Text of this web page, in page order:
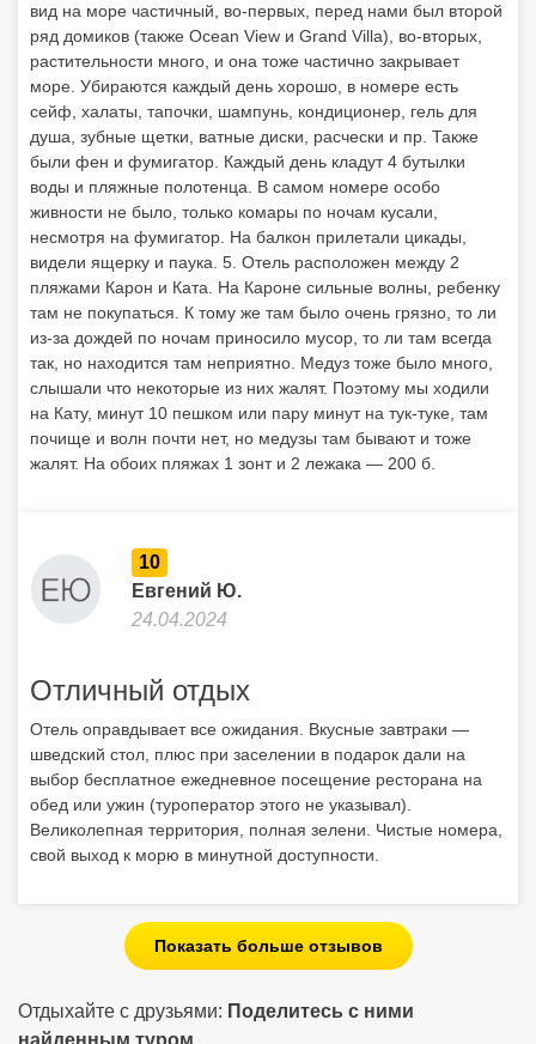
вид на море частичный, во-первых, перед нами был второй
ряд домиков (также Ocean View и Grand Villa), во-вторых,
растительности много, и она тоже частично закрывает
море. Убираются каждый день хорошо, в номере есть
сейф, халаты, тапочки, шампунь, кондиционер, гель для
душа, зубные щетки, ватные диски, расчески и пр. Также
были фен и фумигатор. Каждый день кладут 4 бутылки
воды и пляжные полотенца. В самом номере особо
живности не было, только комары по ночам кусали,
несмотря на фумигатор. На балкон прилетали цикады,
видели ящерку и паука. 5. Отель расположен между 2
пляжами Карон и Ката. На Кароне сильные волны, ребенку
там не покупаться. К тому же там было очень грязно, то ли
из-за дождей по ночам приносило мусор, то ли там всегда
так, но находится там неприятно. Медуз тоже было много,
слышали что некоторые из них жалят. Поэтому мы ходили
на Кату, минут 10 пешком или пару минут на тук-туке, там
почище и волн почти нет, но медузы там бывают и тоже
жалят. На обоих пляжах 1 зонт и 2 лежака — 200 б.
10
Евгений Ю.
24.04.2024
Отличный отдых
Отель оправдывает все ожидания. Вкусные завтраки —
шведский стол, плюс при заселении в подарок дали на
выбор бесплатное ежедневное посещение ресторана на
обед или ужин (туроператор этого не указывал).
Великолепная территория, полная зелени. Чистые номера,
свой выход к морю в минутной доступности.
Показать больше отзывов
Отдыхайте с друзьями: Поделитесь с ними
найденным туром.